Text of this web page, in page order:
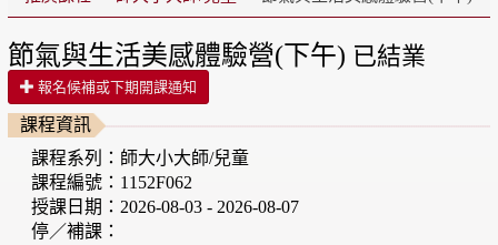
節氣與生活美感體驗營(下午) 已結業
報名候補或下期開課通知
課程資訊
課程系列：師大小大師/兒童
課程編號：1152F062
授課日期：2026-08-03 - 2026-08-07
停／補課：